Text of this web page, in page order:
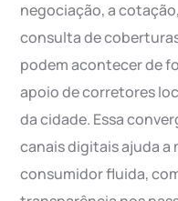
negociação, a
consulta de
podem acontecer de
apoio de corretores
da cidade. Essa
canais digitais ajuda a
consumidor fluida,